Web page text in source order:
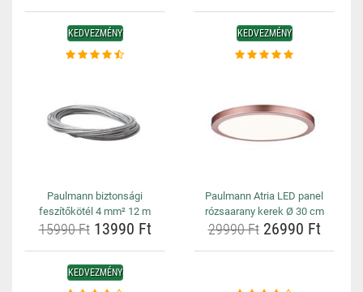
KEDVEZMÉNY
Paulmann biztonsági
feszítőkötél 4 mm² 12 m
15990 Ft13990 Ft
KEDVEZMÉNY
Paulmann Atria LED panel
rózsaarany kerek Ø 30 cm
29990 Ft26990 Ft
KEDVEZMÉNY